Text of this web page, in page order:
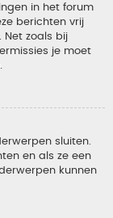
in het forum
berichten vrij
Net zoals bij
je moet
sluiten.
en als ze een
kunnen